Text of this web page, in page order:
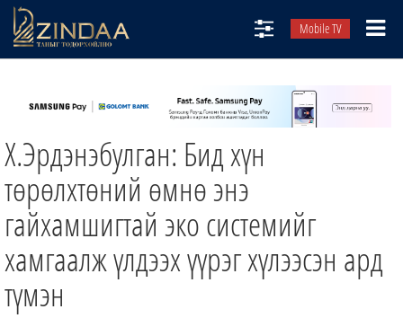
Mobile TV
ТВ8
ӨГЛӨӨНИЙ СОНИН
АУДИО ЗОХИОЛ
ЗИНДАА СЭТГҮҮЛ
Х.Эрдэнэбулган: Бид хүн
төрөлхтөний өмнө энэ
гайхамшигтай эко системийг
хамгаалж үлдээх үүрэг хүлээсэн ард
түмэн